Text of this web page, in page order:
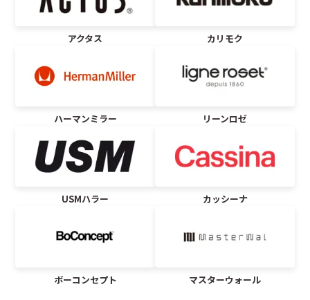
アクタス カリモク
ハーマンミラー リーンロゼ
USMハラー カッシーナ
ボーコンセプト マスターウォール